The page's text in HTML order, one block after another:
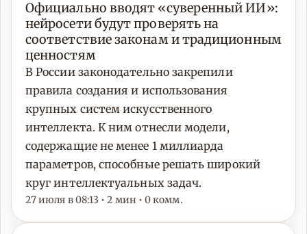
Официально вводят «суверенный ИИ»:
нейросети будут проверять на
соответствие законам и традиционным
ценностям
В России законодательно закрепили
правила создания и использования
крупных систем искусственного
интеллекта. К ним отнесли модели,
содержащие не менее 1 миллиарда
параметров, способные решать широкий
круг интеллектуальных задач.
27 июля в 08:13 • 2 мин • 0 комм.